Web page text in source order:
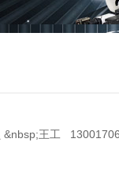
&nbsp;王工